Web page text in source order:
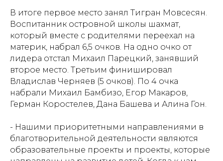
В итоге первое место занял Тигран Мовсесян.
Воспитанник островной школы шахмат,
который вместе с родителями переехал на
материк, набрал 6,5 очков. На одно очко от
лидера отстал Михаил Парецкий, занявший
второе место. Третьим финишировал
Владислав Черняев (5 очков). По 4 очка
набрали Михаил Бамбизо, Егор Макаров,
Герман Коростелев, Дана Башева и Алина Гон.
- Нашими приоритетными направлениями в
благотворительной деятельности являются
образовательные проекты и проекты, которые
Политика обработки персональных данных